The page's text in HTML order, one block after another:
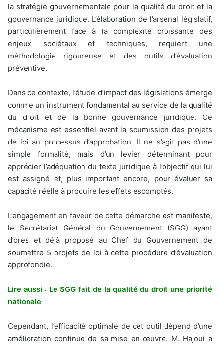
la stratégie gouvernementale pour la qualité du droit et la
gouvernance juridique. L’élaboration de l’arsenal législatif,
particulièrement face à la complexité croissante des
enjeux sociétaux et techniques, requiert une
méthodologie rigoureuse et des outils d’évaluation
préventive.
Dans ce contexte, l’étude d’impact des législations émerge
comme un instrument fondamental au service de la qualité
du droit et de la bonne gouvernance juridique. Ce
mécanisme est essentiel avant la soumission des projets
de loi au processus d’approbation. Il ne s’agit pas d’une
simple formalité, mais d’un levier déterminant pour
apprécier l’adéquation du texte juridique à l’objectif qui lui
est assigné et, plus important encore, pour évaluer sa
capacité réelle à produire les effets escomptés.
L’engagement en faveur de cette démarche est manifeste,
le Secrétariat Général du Gouvernement (SGG) ayant
d’ores et déjà proposé au Chef du Gouvernement de
soumettre 5 projets de loi à cette procédure d’évaluation
approfondie.
Lire aussi : Le SGG fait de la qualité du droit une priorité
nationale
Cependant, l’efficacité optimale de cet outil dépend d’une
amélioration continue de sa mise en œuvre. M. Hajoui a